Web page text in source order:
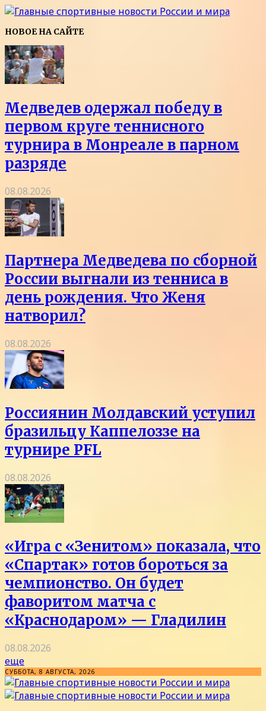
НОВОЕ НА САЙТЕ
Медведев одержал победу в
первом круге теннисного
турнира в Монреале в парном
разряде
08.08.2026
Партнера Медведева по сборной
России выгнали из тенниса в
день рождения. Что Женя
натворил?
08.08.2026
Россиянин Молдавский уступил
бразильцу Каппелоззе на
турнире PFL
08.08.2026
«Игра с «Зенитом» показала, что
«Спартак» готов бороться за
чемпионство. Он будет
фаворитом матча с
«Краснодаром» — Гладилин
08.08.2026
еще
СУББОТА, 8 АВГУСТА, 2026